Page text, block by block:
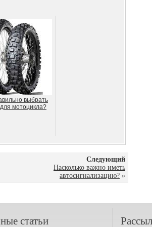
выбрать
мотоцикла?
Следующий
Насколько важно иметь
автосигнализацию? »
статьи